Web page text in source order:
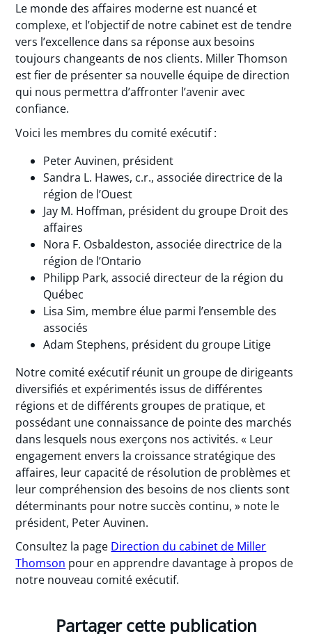
Le monde des affaires moderne est nuancé et
complexe, et l’objectif de notre cabinet est de tendre
vers l’excellence dans sa réponse aux besoins
toujours changeants de nos clients. Miller Thomson
est fier de présenter sa nouvelle équipe de direction
qui nous permettra d’affronter l’avenir avec
confiance.
Voici les membres du comité exécutif :
Peter Auvinen, président
Sandra L. Hawes, c.r., associée directrice de la
région de l’Ouest
Jay M. Hoffman, président du groupe Droit des
affaires
Nora F. Osbaldeston, associée directrice de la
région de l’Ontario
Philipp Park, associé directeur de la région du
Québec
Lisa Sim, membre élue parmi l’ensemble des
associés
Adam Stephens, président du groupe Litige
Notre comité exécutif réunit un groupe de dirigeants
diversifiés et expérimentés issus de différentes
régions et de différents groupes de pratique, et
possédant une connaissance de pointe des marchés
dans lesquels nous exerçons nos activités. « Leur
engagement envers la croissance stratégique des
affaires, leur capacité de résolution de problèmes et
leur compréhension des besoins de nos clients sont
déterminants pour notre succès continu, » note le
président, Peter Auvinen.
Consultez la page Direction du cabinet de Miller
Thomson pour en apprendre davantage à propos de
notre nouveau comité exécutif.
Partager cette publication